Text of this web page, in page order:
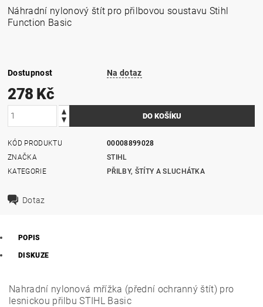
Náhradní nylonový štít pro přilbovou soustavu Stihl
Function Basic
Dostupnost Na dotaz
278 Kč
KÓD PRODUKTU
00008899028
ZNAČKA
STIHL
KATEGORIE
PŘILBY, ŠTÍTY A SLUCHÁTKA
Dotaz
POPIS
DISKUZE
Nahradní nylonová mřížka (přední ochranný štít) pro
lesnickou přilbu STIHL Basic